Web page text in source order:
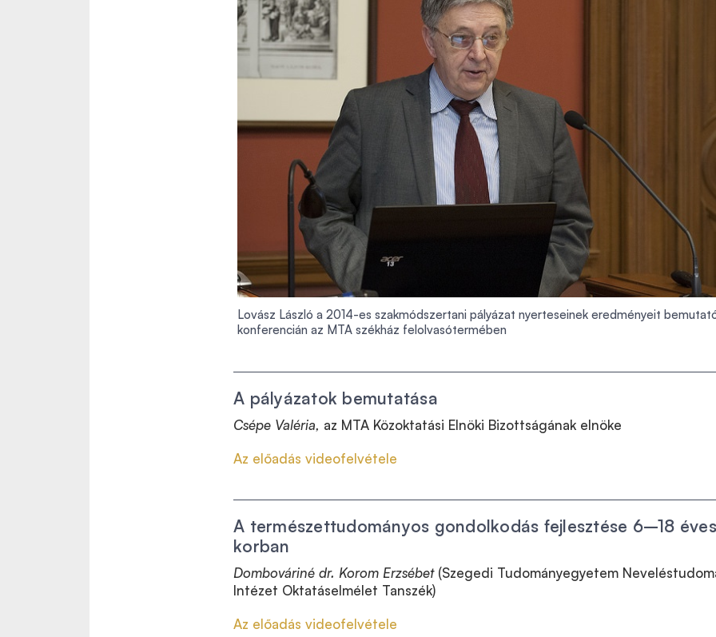
Lovász László a 2014-es szakmódszertani pályázat nyerteseinek eredményeit
konferencián az MTA székház felolvasótermében
A pályázatok bemutatása
Csépe Valéria, az MTA Közoktatási Elnöki Bizottságának elnöke
Az előadás videofelvétele
A természettudományos gondolkodás fejlesztése 6–18 éves
korban
Dombováriné dr. Korom Erzsébet(Szegedi Tudományegyetem
Intézet Oktatáselmélet Tanszék)
Az előadás videofelvétele